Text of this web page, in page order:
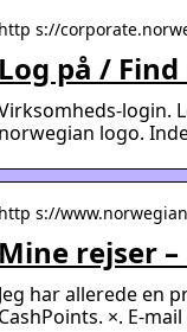
http s://
Log på /
login.
norwegian logo.
http s://
Mine rejser
Jeg har allerede en
CashPoints. ×. E-